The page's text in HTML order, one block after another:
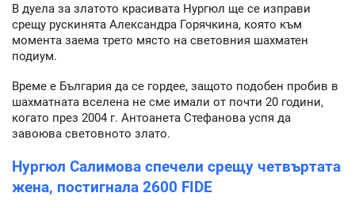
В дуела за златото красивата Нургюл ще се изправи
срещу рускинята Александра Горячкина, която към
момента заема трето място на световния шахматен
подиум.
Време е България да се гордее, защото подобен пробив в
шахматната вселена не сме имали от почти 20 години,
когато през 2004 г. Антоанета Стефанова успя да
завоюва световното злато.
Нургюл Салимова спечели срещу четвъртата
жена, постигнала 2600 FIDE